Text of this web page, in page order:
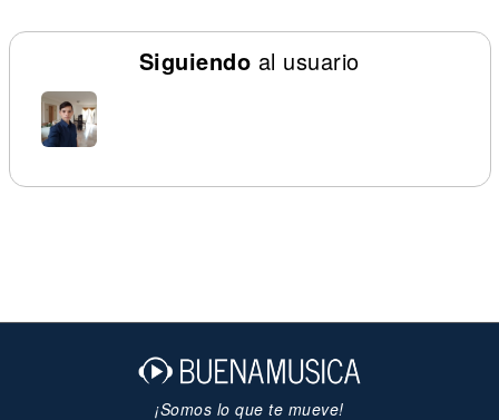
Siguiendo al usuario
¡Somos lo que te mueve!